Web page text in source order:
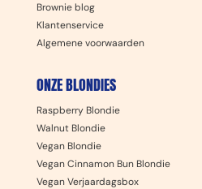
Brownie blog
Klantenservice
Algemene voorwaarden
ONZE BLONDIES
Raspberry Blondie
Walnut Blondie
Vegan Blondie
Vegan Cinnamon Bun Blondie
Vegan Verjaardagsbox